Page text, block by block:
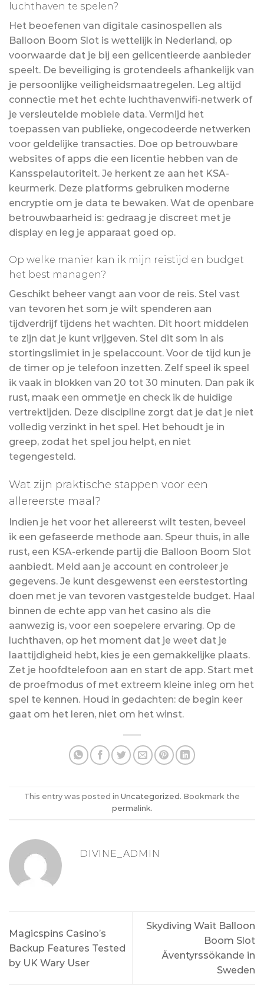
luchthaven te spelen?
Het beoefenen van digitale casinospellen als
Balloon Boom Slot is wettelijk in Nederland, op
voorwaarde dat je bij een gelicentieerde aanbieder
speelt. De beveiliging is grotendeels afhankelijk van
je persoonlijke veiligheidsmaatregelen. Leg altijd
connectie met het echte luchthavenwifi-netwerk of
je versleutelde mobiele data. Vermijd het
toepassen van publieke, ongecodeerde netwerken
voor geldelijke transacties. Doe op betrouwbare
websites of apps die een licentie hebben van de
Kansspelautoriteit. Je herkent ze aan het KSA-
keurmerk. Deze platforms gebruiken moderne
encryptie om je data te bewaken. Wat de openbare
betrouwbaarheid is: gedraag je discreet met je
display en leg je apparaat goed op.
Op welke manier kan ik mijn reistijd en budget
het best managen?
Geschikt beheer vangt aan voor de reis. Stel vast
van tevoren het som je wilt spenderen aan
tijdverdrijf tijdens het wachten. Dit hoort middelen
te zijn dat je kunt vrijgeven. Stel dit som in als
stortingslimiet in je spelaccount. Voor de tijd kun je
de timer op je telefoon inzetten. Zelf speel ik speel
ik vaak in blokken van 20 tot 30 minuten. Dan pak ik
rust, maak een ommetje en check ik de huidige
vertrektijden. Deze discipline zorgt dat je dat je niet
volledig verzinkt in het spel. Het behoudt je in
greep, zodat het spel jou helpt, en niet
tegengesteld.
Wat zijn praktische stappen voor een
allereerste maal?
Indien je het voor het allereerst wilt testen, beveel
ik een gefaseerde methode aan. Speur thuis, in alle
rust, een KSA-erkende partij die Balloon Boom Slot
aanbiedt. Meld aan je account en controleer je
gegevens. Je kunt desgewenst een eerstestorting
doen met je van tevoren vastgestelde budget. Haal
binnen de echte app van het casino als die
aanwezig is, voor een soepelere ervaring. Op de
luchthaven, op het moment dat je weet dat je
laattijdigheid hebt, kies je een gemakkelijke plaats.
Zet je hoofdtelefoon aan en start de app. Start met
de proefmodus of met extreem kleine inleg om het
spel te kennen. Houd in gedachten: de begin keer
gaat om het leren, niet om het winst.
This entry was posted in Uncategorized . Bookmark the
permalink.
DIVINE_ADMIN
Magicspins Casino’s
Backup Features Tested
by UK Wary User
Skydiving Wait Balloon
Boom Slot
Äventyrssökande in
Sweden